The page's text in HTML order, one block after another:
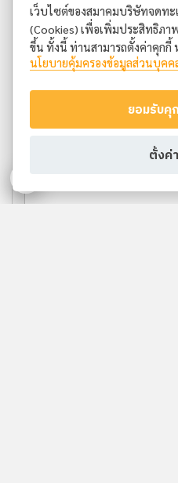
เว็บไซต์ของสมาคมบริษัทจดท
(Cookies) เพื่อเพิ่มประสิทธิภา
ขึ้น ทั้งนี้ ท่านสามารถตั้งค่าคุกกี้
นโยบายคุ้มครองข้อมูลส่วนบุคค
ยอมรับคุ
ตั้งค่